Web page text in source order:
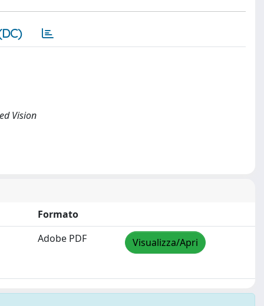
Vision
Formato
Adobe PDF Visualizza/Apri